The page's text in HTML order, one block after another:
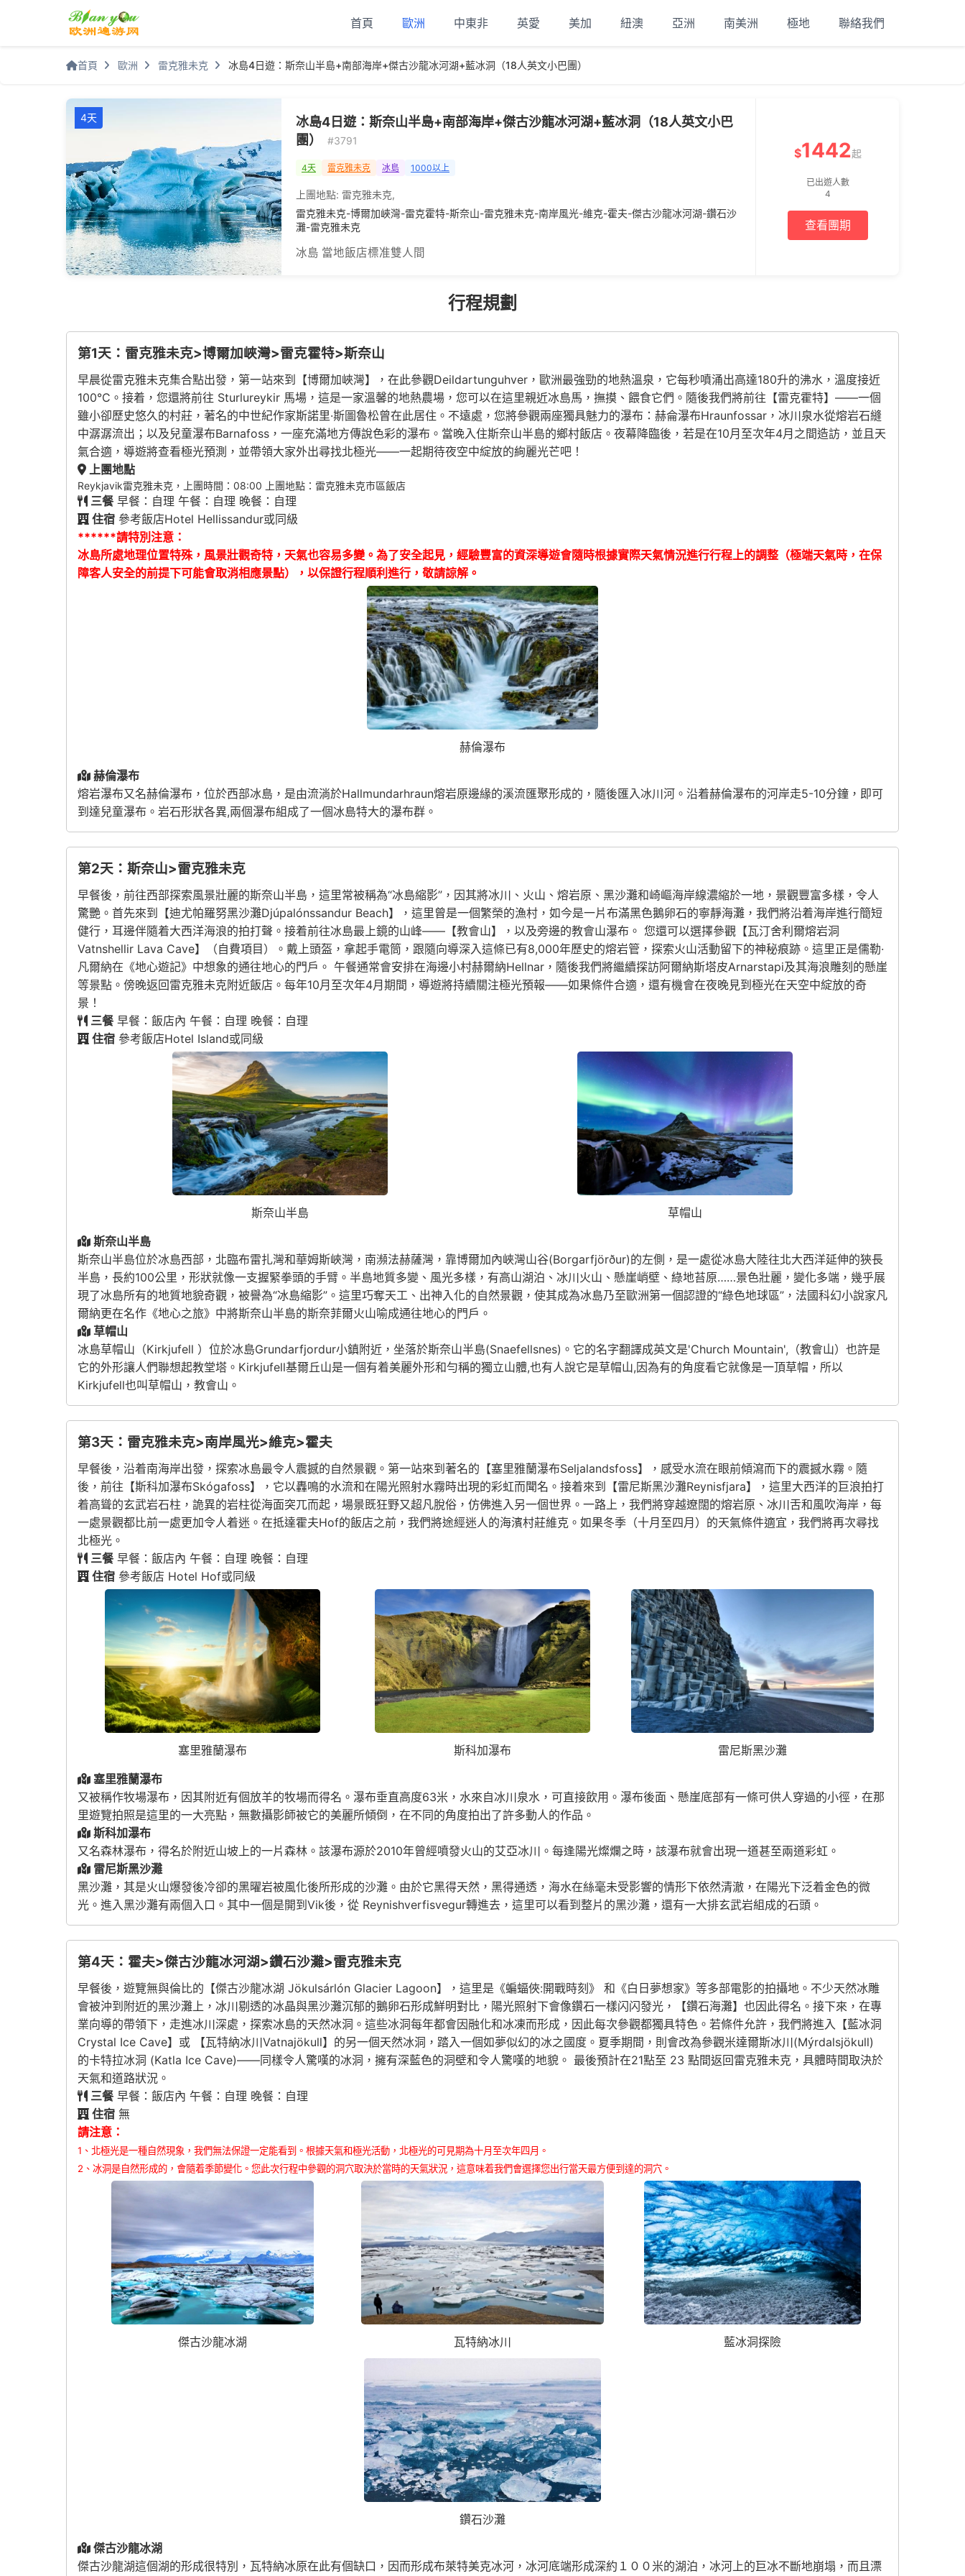
首頁 歐洲 中東非 英愛 美加 紐澳 亞洲 南美洲 極地 聯絡我們
首頁 歐洲 雷克雅未克 冰島4日遊：斯奈山半島+南部海岸+傑古沙龍冰河湖+藍冰洞（18人英文小巴團）
4天
冰島4日遊：斯奈山半島+南部海岸+傑古沙龍冰河湖+藍冰洞（18人英文小巴
團）
#3791
4天 雷克雅未克 冰島 1000以上
上團地點: 雷克雅未克,
雷克雅未克-博爾加峽灣-雷克霍特-斯奈山-雷克雅未克-南岸風光-維克-霍夫-傑古沙龍冰河湖-鑽石沙
灘-雷克雅未克
冰島 當地飯店標准雙人間
$1442起
已出遊人數
4
查看團期
行程規劃
第1天：雷克雅未克>博爾加峽灣>雷克霍特>斯奈山
早晨從雷克雅未克集合點出發，第一站來到【博爾加峽灣】，在此參觀Deildartunguhver，歐洲最強勁的地熱溫泉，它每秒噴涌出高達180升的沸水，溫度接近
100°C。接着，您還將前往 Sturlureykir 馬場，這是一家溫馨的地熱農場，您可以在這里親近冰島馬，撫摸、餵食它們。隨後我們將前往【雷克霍特】——一個
雖小卻歷史悠久的村莊，著名的中世紀作家斯諾里·斯圖魯松曾在此居住。不遠處，您將參觀兩座獨具魅力的瀑布：赫侖瀑布Hraunfossar，冰川泉水從熔岩石縫
中潺潺流出；以及兒童瀑布Barnafoss，一座充滿地方傳說色彩的瀑布。當晚入住斯奈山半島的鄉村飯店。夜幕降臨後，若是在10月至次年4月之間造訪，並且天
氣合適，導遊將查看極光預測，並帶領大家外出尋找北極光——一起期待夜空中綻放的絢麗光芒吧！
上團地點
Reykjavik雷克雅未克，上團時間：08:00 上團地點：雷克雅未克市區飯店
三餐早餐：自理 午餐：自理 晚餐：自理
住宿 參考飯店Hotel Hellissandur或同級
******請特別注意：
冰島所處地理位置特殊，風景壯觀奇特，天氣也容易多變。為了安全起見，經驗豐富的資深導遊會隨時根據實際天氣情況進行行程上的調整（極端天氣時，在保
障客人安全的前提下可能會取消相應景點），以保證行程順利進行，敬請諒解。
赫倫瀑布
赫倫瀑布
熔岩瀑布又名赫倫瀑布，位於西部冰島，是由流淌於Hallmundarhraun熔岩原邊緣的溪流匯聚形成的，隨後匯入冰川河。沿着赫倫瀑布的河岸走5-10分鐘，即可
到達兒童瀑布。岩石形狀各異,兩個瀑布組成了一個冰島特大的瀑布群。
第2天：斯奈山>雷克雅未克
早餐後，前往西部探索風景壯麗的斯奈山半島，這里常被稱為“冰島縮影”，因其將冰川、火山、熔岩原、黑沙灘和崎嶇海岸線濃縮於一地，景觀豐富多樣，令人
驚艷。首先來到【迪尤帕羅努黑沙灘Djúpalónssandur Beach】，這里曾是一個繁榮的漁村，如今是一片布滿黑色鵝卵石的寧靜海灘，我們將沿着海岸進行簡短
健行，耳邊伴隨着大西洋海浪的拍打聲。接着前往冰島最上鏡的山峰——【教會山】，以及旁邊的教會山瀑布。 您還可以選擇參觀【瓦汀舍利爾熔岩洞
Vatnshellir Lava Cave】（自費項目）。戴上頭盔，拿起手電筒，跟隨向導深入這條已有8,000年歷史的熔岩管，探索火山活動留下的神秘痕跡。這里正是儒勒·
凡爾納在《地心遊記》中想象的通往地心的門戶。 午餐通常會安排在海邊小村赫爾納Hellnar，隨後我們將繼續探訪阿爾納斯塔皮Arnarstapi及其海浪雕刻的懸崖
等景點。傍晚返回雷克雅未克附近飯店。每年10月至次年4月期間，導遊將持續關注極光預報——如果條件合適，還有機會在夜晚見到極光在天空中綻放的奇
景！
三餐早餐：飯店內 午餐：自理 晚餐：自理
住宿 參考飯店Hotel Island或同級
斯奈山半島
草帽山
斯奈山半島
斯奈山半島位於冰島西部，北臨布雷扎灣和華姆斯峽灣，南瀕法赫薩灣，靠博爾加內峽灣山谷(Borgarfjörður)的左側，是一處從冰島大陸往北大西洋延伸的狹長
半島，長約100公里，形狀就像一支握緊拳頭的手臂。半島地質多變、風光多樣，有高山湖泊、冰川火山、懸崖峭壁、綠地苔原……景色壯麗，變化多端，幾乎展
現了冰島所有的地質地貌奇觀，被譽為“冰島縮影”。這里巧奪天工、出神入化的自然景觀，使其成為冰島乃至歐洲第一個認證的“綠色地球區”，法國科幻小說家凡
爾納更在名作《地心之旅》中將斯奈山半島的斯奈菲爾火山喻成通往地心的門戶。
草帽山
冰島草帽山（Kirkjufell ）位於冰島Grundarfjordur小鎮附近，坐落於斯奈山半島(Snaefellsnes)。它的名字翻譯成英文是'Church Mountain',（教會山）也許是
它的外形讓人們聯想起教堂塔。Kirkjufell基爾丘山是一個有着美麗外形和勻稱的獨立山體,也有人說它是草帽山,因為有的角度看它就像是一頂草帽，所以
Kirkjufell也叫草帽山，教會山。
第3天：雷克雅未克>南岸風光>維克>霍夫
早餐後，沿着南海岸出發，探索冰島最令人震撼的自然景觀。第一站來到著名的【塞里雅蘭瀑布Seljalandsfoss】，感受水流在眼前傾瀉而下的震撼水霧。隨
後，前往【斯科加瀑布Skógafoss】，它以轟鳴的水流和在陽光照射水霧時出現的彩虹而聞名。接着來到【雷尼斯黑沙灘Reynisfjara】，這里大西洋的巨浪拍打
着高聳的玄武岩石柱，詭異的岩柱從海面突兀而起，場景既狂野又超凡脫俗，仿佛進入另一個世界。一路上，我們將穿越遼闊的熔岩原、冰川舌和風吹海岸，每
一處景觀都比前一處更加令人着迷。在抵達霍夫Hof的飯店之前，我們將途經迷人的海濱村莊維克。如果冬季（十月至四月）的天氣條件適宜，我們將再次尋找
北極光。
三餐早餐：飯店內 午餐：自理 晚餐：自理
住宿 參考飯店 Hotel Hof或同級
塞里雅蘭瀑布 斯科加瀑布
雷尼斯黑沙灘
塞里雅蘭瀑布
又被稱作牧場瀑布，因其附近有個放羊的牧場而得名。瀑布垂直高度63米，水來自冰川泉水，可直接飲用。瀑布後面、懸崖底部有一條可供人穿過的小徑，在那
里遊覽拍照是這里的一大亮點，無數攝影師被它的美麗所傾倒，在不同的角度拍出了許多動人的作品。
斯科加瀑布
又名森林瀑布，得名於附近山坡上的一片森林。該瀑布源於2010年曾經噴發火山的艾亞冰川。每逢陽光燦爛之時，該瀑布就會出現一道甚至兩道彩虹。
雷尼斯黑沙灘
黑沙灘，其是火山爆發後冷卻的黑曜岩被風化後所形成的沙灘。由於它黑得天然，黑得通透，海水在絲毫未受影響的情形下依然清澈，在陽光下泛着金色的微
光。進入黑沙灘有兩個入口。其中一個是開到Vik後，從 Reynishverfisvegur轉進去，這里可以看到整片的黑沙灘，還有一大排玄武岩組成的石頭。
第4天：霍夫>傑古沙龍冰河湖>鑽石沙灘>雷克雅未克
早餐後，遊覽無與倫比的【傑古沙龍冰湖 Jökulsárlón Glacier Lagoon】，這里是《蝙蝠俠:開戰時刻》 和《白日夢想家》等多部電影的拍攝地。不少天然冰雕
會被沖到附近的黑沙灘上，冰川剔透的冰晶與黑沙灘沉郁的鵝卵石形成鮮明對比，陽光照射下會像鑽石一樣闪闪發光，【鑽石海灘】也因此得名。接下來，在專
業向導的帶領下，走進冰川深處，探索冰島的天然冰洞。這些冰洞每年都會因融化和冰凍而形成，因此每次參觀都獨具特色。若條件允許，我們將進入【藍冰洞
Crystal Ice Cave】或 【瓦特納冰川Vatnajökull】的另一個天然冰洞，踏入一個如夢似幻的冰之國度。夏季期間，則會改為參觀米達爾斯冰川(Mýrdalsjökull)
的卡特拉冰洞 (Katla Ice Cave)——同樣令人驚嘆的冰洞，擁有深藍色的洞壁和令人驚嘆的地貌。 最後預計在21點至 23 點間返回雷克雅未克，具體時間取決於
天氣和道路狀況。
三餐早餐：飯店內 午餐：自理 晚餐：自理
住宿 無
請注意：
1、北極光是一種自然現象，我們無法保證一定能看到。根據天氣和極光活動，北極光的可見期為十月至次年四月。
2、冰洞是自然形成的，會隨着季節變化。您此次行程中參觀的洞穴取決於當時的天氣狀況，這意味着我們會選擇您出行當天最方便到達的洞穴。
傑古沙龍冰湖 瓦特納冰川 藍冰洞探險
鑽石沙灘
傑古沙龍冰湖
傑古沙龍湖這個湖的形成很特別，瓦特納冰原在此有個缺口，因而形成布萊特美克冰河，冰河底端形成深約１００米的湖泊，冰河上的巨冰不斷地崩塌，而且漂